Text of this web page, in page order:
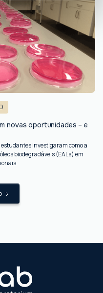
novas oportunidades – e
investigaram como a
biodegradáveis ​​(EALs) em